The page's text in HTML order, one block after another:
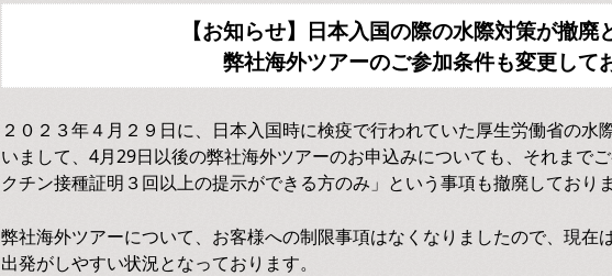
【お知らせ】日本入国の際の水際対策が撤廃
弊社海外ツアーのご参加条件も変更して
２０２３年４月２９日に、日本入国時に検疫で行われていた厚生労働省の水
いまして、4月29日以後の弊社海外ツアーのお申込みについても、それまで
クチン接種証明３回以上の提示ができる方のみ」という事項も撤廃しておりま
弊社海外ツアーについて、お客様への制限事項はなくなりましたので、現在
出発がしやすい状況となっております。